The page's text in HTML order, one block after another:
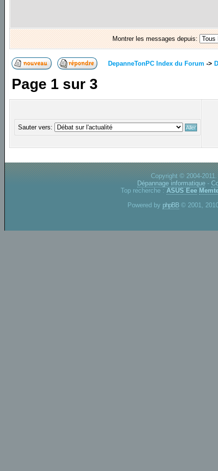
Montrer les messages depuis:
DepanneTonPC Index du Forum ->
Page 1 sur3
Sauter vers:
Copyright © 2004-
Dépannage informatique -
Top recherche : ASUS Eee
Powered by phpBB © 2001,